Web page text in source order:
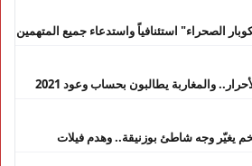
الصحراء" استئنافياً واستدعاء جميع المتهمين
والمغاربة يطالبون بحساب وعود 2021
يغيّر وجه شاطئ بوزنيقة.. وهدم فيلات